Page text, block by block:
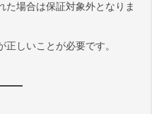
た場合は保証対象外となりま
正しいことが必要です。